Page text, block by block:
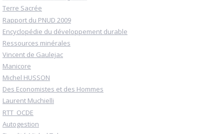
Terre Sacrée
Rapport du PNUD 2009
Encyclopédie du développement durable
Ressources minérales
Vincent de Gaulejac
Manicore
Michel HUSSON
Des Economistes et des Hommes
Laurent Muchielli
RTT_OCDE
Autogestion